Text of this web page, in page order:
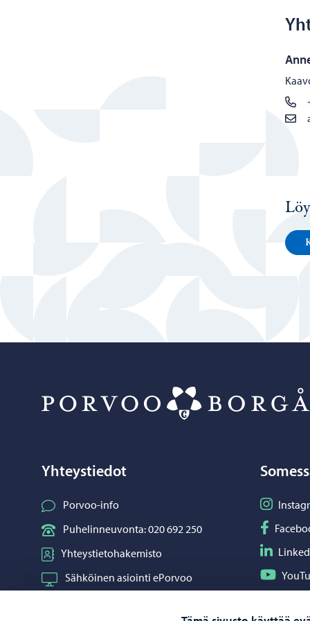
Yhteystiedot
Porvoo-info
Puhelinneuvonta: 020 692 250
Yhteystietohakemisto
Sähköinen asiointi ePorvoo
Seuraa
Seuraa
Seuraa
Seuraa